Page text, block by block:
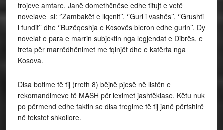
trojeve amtare. Janë domethënëse edhe titujt e vetë
novelave si: ‘’Zambakët e liqenit’’, ‘’Guri i vashës’’, ‘’Grushti
i fundit’’ dhe ‘’Buzëqeshja e Kosovës bleron edhe gurin’’. Dy
novelat e para e marrin subjektin nga legjendat e Dibrës, e
treta për marrëdhënimet me fqinjët dhe e katërta nga
Kosova.
Disa botime të tij (rreth 8) bëjnë pjesë në listën e
rekomandimeve të MASH për leximet jashtëklase. Këtu nuk
po përmend edhe faktin se disa tregime të tij janë përfshirë
në tekstet shkollore.